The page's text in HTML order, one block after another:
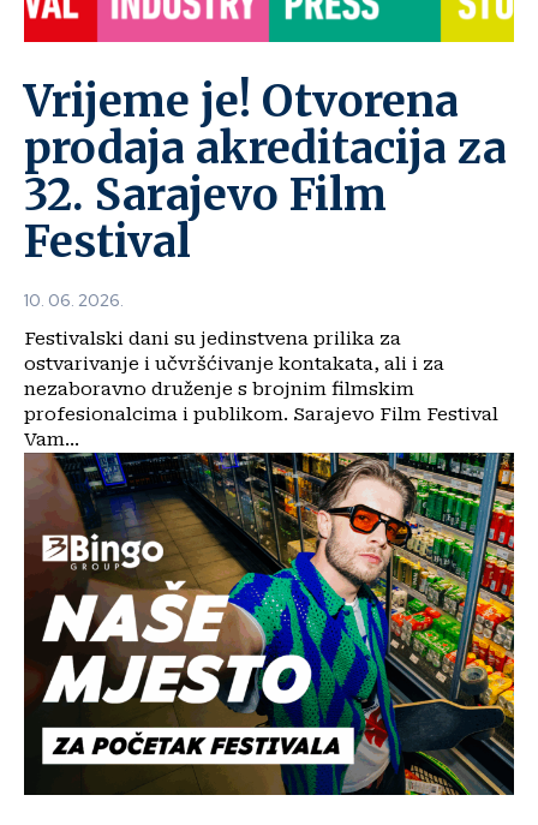
Vrijeme je! Otvorena
prodaja akreditacija za
32. Sarajevo Film
Festival
10. 06. 2026.
Festivalski dani su jedinstvena prilika za
ostvarivanje i učvršćivanje kontakata, ali i za
nezaboravno druženje s brojnim filmskim
profesionalcima i publikom. Sarajevo Film Festival
Vam...